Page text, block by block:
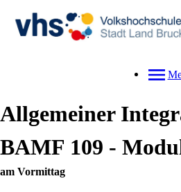
Allgemeiner
BAMF 109 -
am Vormittag